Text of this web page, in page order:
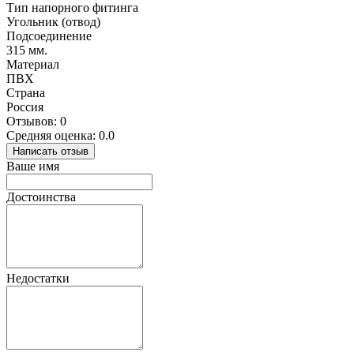
Тип напорного фитинга
Угольник (отвод)
Подсоединение
315 мм.
Материал
ПВХ
Страна
Россия
Отзывов: 0
Средняя оценка: 0.0
Написать отзыв
Ваше имя
Достоинства
Недостатки